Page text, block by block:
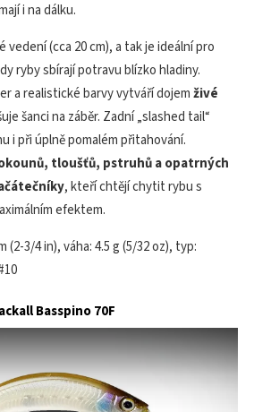
Basspino 70F
i na dálku.
vedení (cca 20 cm), a tak je ideální pro
ryby sbírají potravu blízko hladiny.
a realistické barvy vytváří dojemživé
šanci na záběr. Zadní „slashed tail“
i při úplně pomalém přitahování.
tloušťů, pstruhů a opatrných
, kteří chtějí chytit rybu s
efektem.
(2-3/4 in), váha: 4.5 g (5/32 oz), typ: